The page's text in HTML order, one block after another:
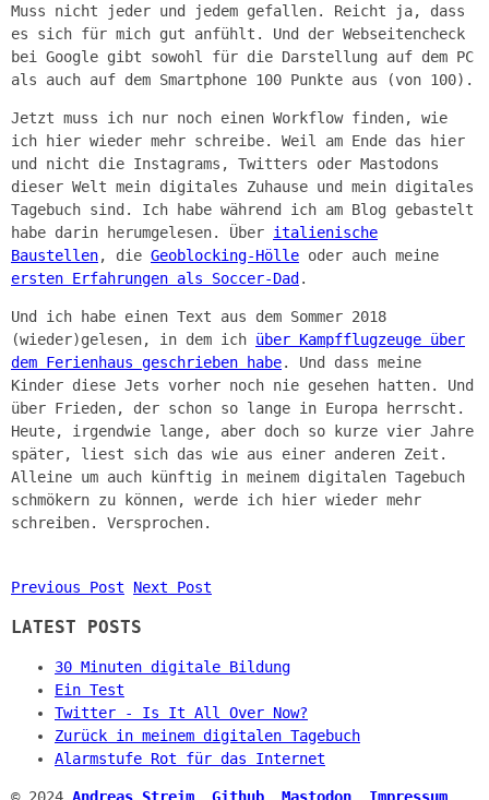
Muss nicht jeder und jedem gefallen. Reicht ja, dass
es sich für mich gut anfühlt. Und der Webseitencheck
bei Google gibt sowohl für die Darstellung auf dem PC
als auch auf dem Smartphone 100 Punkte aus (von 100).
Jetzt muss ich nur noch einen Workflow finden, wie
ich hier wieder mehr schreibe. Weil am Ende das hier
und nicht die Instagrams, Twitters oder Mastodons
dieser Welt mein digitales Zuhause und mein digitales
Tagebuch sind. Ich habe während ich am Blog gebastelt
habe darin herumgelesen. Über italienische
Baustellen, die Geoblocking-Hölle oder auch meine
ersten Erfahrungen als Soccer-Dad .
Und ich habe einen Text aus dem Sommer 2018
(wieder)gelesen, in dem ich über Kampfflugzeuge über
dem Ferienhaus geschrieben habe. Und dass meine
Kinder diese Jets vorher noch nie gesehen hatten. Und
über Frieden, der schon so lange in Europa herrscht.
Heute, irgendwie lange, aber doch so kurze vier Jahre
später, liest sich das wie aus einer anderen Zeit.
Alleine um auch künftig in meinem digitalen Tagebuch
schmökern zu können, werde ich hier wieder mehr
schreiben. Versprochen.
Previous Post Next Post
LATEST POSTS
30 Minuten digitale Bildung
Ein Test
Twitter - Is It All Over Now?
Zurück in meinem digitalen Tagebuch
Alarmstufe Rot für das Internet
© 2024 Andreas Streim Github Mastodon Impressum